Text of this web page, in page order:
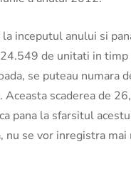
inceputul anului si
de unitati in timp
se puteau numara
Aceasta scaderea de
pana la sfarsitul
nu se vor inregistra